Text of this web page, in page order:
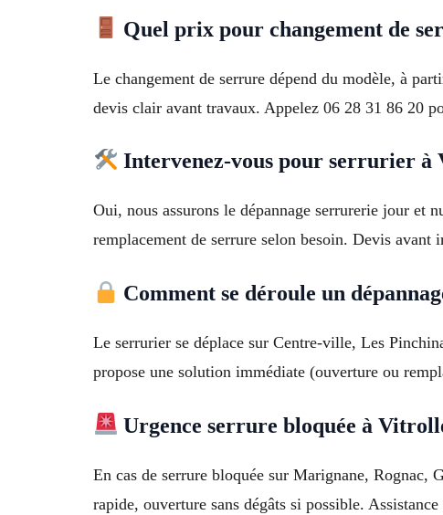
Quel prix pour changement de
Le changement de serrure dépend du modèle, à
devis clair avant travaux. Appelez 06 28 31 86 20
Intervenez-vous pour serrurier à
Oui, nous assurons le dépannage serrurerie jour et
remplacement de serrure selon besoin. Devis avant
Comment se déroule un
Le serrurier se déplace sur Centre-ville, Les
propose une solution immédiate (ouverture ou
Urgence serrure bloquée à
En cas de serrure bloquée sur Marignane,
rapide, ouverture sans dégâts si possible.